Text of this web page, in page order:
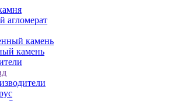
агломерат
камень
камень